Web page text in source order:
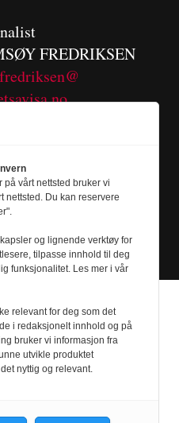
FREDRIKSEN
Design- Powered by
på vårt nettsted bruker vi
nettsted. Du kan reservere
og lignende verktøy for
tilpasse innhold til deg
funksjonalitet. Les mer i vår
relevant for deg som det
i redaksjonelt innhold og på
bruker vi informasjon fra
utvikle produktet
nyttig og relevant.